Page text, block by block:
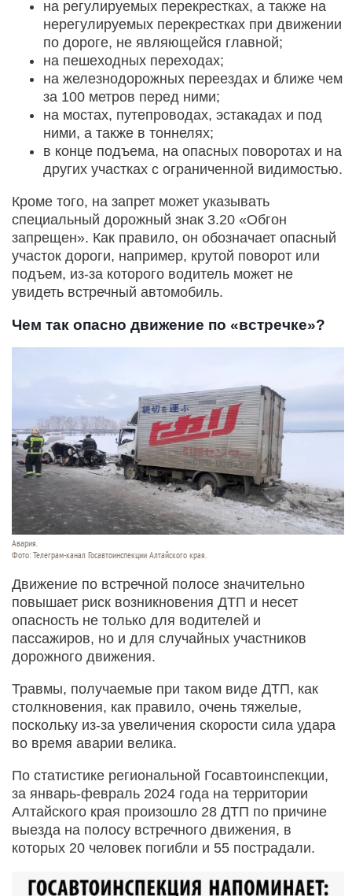
на регулируемых перекрестках, а также на
нерегулируемых перекрестках при движении
по дороге, не являющейся главной;
на пешеходных переходах;
на железнодорожных переездах и ближе чем
за 100 метров перед ними;
на мостах, путепроводах, эстакадах и под
ними, а также в тоннелях;
в конце подъема, на опасных поворотах и на
других участках с ограниченной видимостью.
Кроме того, на запрет может указывать
специальный дорожный знак 3.20 «Обгон
запрещен». Как правило, он обозначает опасный
участок дороги, например, крутой поворот или
подъем, из-за которого водитель может не
увидеть встречный автомобиль.
Чем так опасно движение по «встречке»?
Авария.
Фото: Телеграм-канал Госавтоинспекции Алтайского края.
Движение по встречной полосе значительно
повышает риск возникновения ДТП и несет
опасность не только для водителей и
пассажиров, но и для случайных участников
дорожного движения.
Травмы, получаемые при таком виде ДТП, как
столкновения, как правило, очень тяжелые,
поскольку из-за увеличения скорости сила удара
во время аварии велика.
По статистике региональной Госавтоинспекции,
за январь-февраль 2024 года на территории
Алтайского края произошло 28 ДТП по причине
выезда на полосу встречного движения, в
которых 20 человек погибли и 55 пострадали.